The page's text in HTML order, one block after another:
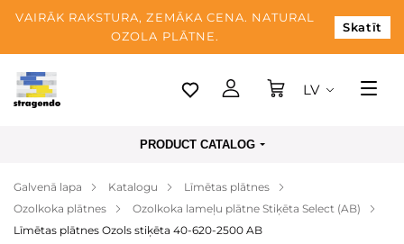
VAIRĀK RAKSTURA, ZEMĀKA CENA. NATURAL
OZOLA PLĀTNE.
Skatīt
Tallina
Apmaksa
Par mums
LV
PRODUCT CATALOG
Galvenā lapa Katalogu
Līmētas plātnes
Ozolkoka plātnes
Ozolkoka lameļu plātne Stiķēta Select (AB)
Līmētas plātnes Ozols stiķēta 40-620-2500 AB